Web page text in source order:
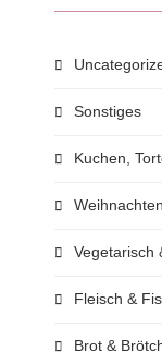
Sonstiges
Kuchen,
Weihnachten
Vegetarisch
Fleisch &
Brot &